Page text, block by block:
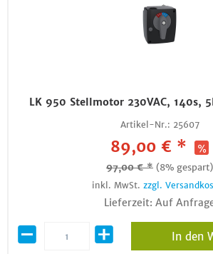
LK 950 Stellmotor 230VAC, 140s,
Artikel-Nr.: 25607
89,00 € *
97,00 € * (8% gespart)
inkl. MwSt. zzgl.
Lieferzeit: Auf
In den